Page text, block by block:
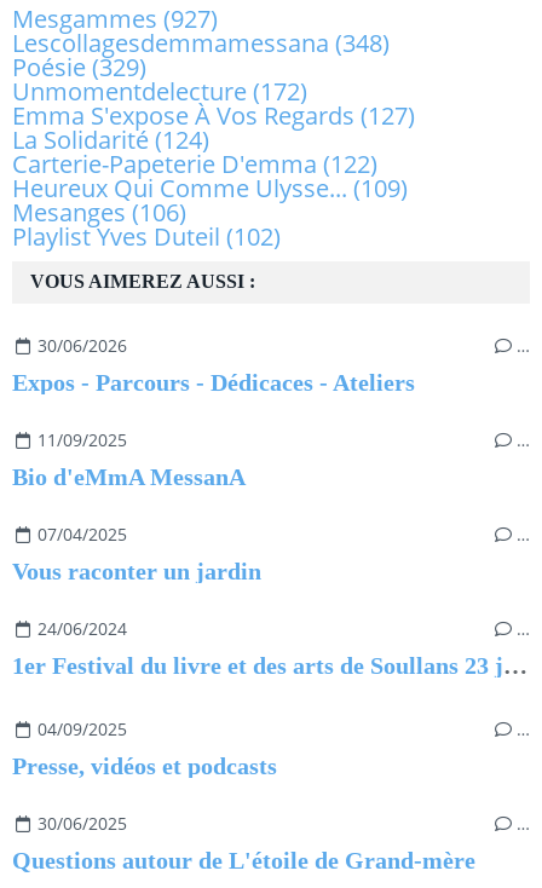
VOUS AIMEREZ AUSSI :
30/06/2026 …
Expos - Parcours - Dédicaces - Ateliers
11/09/2025 …
Bio d'eMmA MessanA
07/04/2025 …
Vous raconter un jardin
24/06/2024 …
1er Festival du livre et des arts de Soullans 23 juin 2024
04/09/2025 …
Presse, vidéos et podcasts
30/06/2025 …
Questions autour de L'étoile de Grand-mère
Mesgammes (927)
Lescollagesdemmamessana (348)
Poésie(329)
Unmomentdelecture(172)
Emma S'expose À Vos Regards (127)
La Solidarité(124)
Carterie-Papeterie D'emma (122)
Heureux Qui Comme Ulysse... (109)
Mesanges(106)
Playlist Yves Duteil (102)